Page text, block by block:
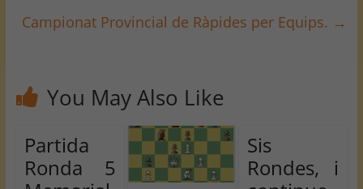
Campionat Provincial de Ràpides per Equips. →
You May Also Like
Partida
Ronda 5
Sis
Rondes, i